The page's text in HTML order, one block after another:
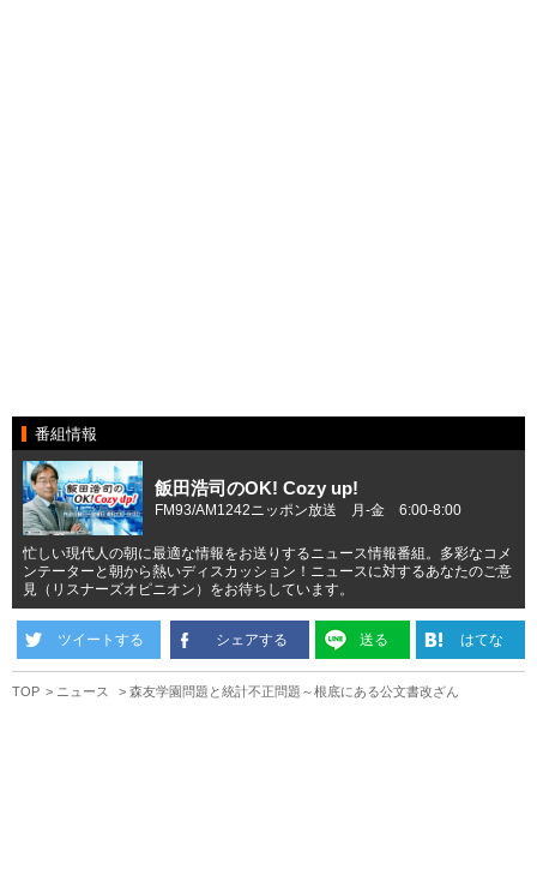
番組情報
飯田浩司のOK! Cozy up!
FM93/AM1242ニッポン放送 月-金 6:00-8:00
忙しい現代人の朝に最適な情報をお送りするニュース情報番組。多彩なコメ
ンテーターと朝から熱いディスカッション！ニュースに対するあなたのご意
見（リスナーズオピニオン）をお待ちしています。
ツイートする シェアする 送る はてな
TOP ニュース 森友学園問題と統計不正問題～根底にある公文書改ざん